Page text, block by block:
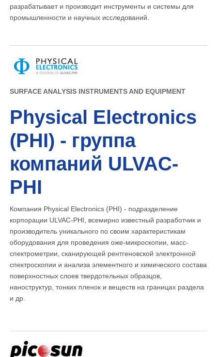
разрабатывает и производит инструменты и системы для
промышленности и научных исследований.
SURFACE ANALYSIS INSTRUMENTS AND EQUIPMENT
Physical Electronics
(PHI) - группа
компаний ULVAC-
PHI
Компания Physical Electronics (PHI) - подразделение
корпорации ULVAC-PHI, всемирно известный разработчик и
производитель уникального по своим характеристикам
оборудования для проведения оже-микроскопии, масс-
спектрометрии, сканирующей рентгеновской электронной
спектроскопии и анализа элементного и химического состава
поверхностных слоев твердотельных образцов,
наноструктур, тонких пленок и веществ на границах раздела
и др.